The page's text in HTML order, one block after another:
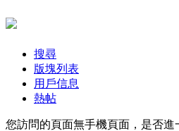
搜尋
版塊列表
用戶信息
熱帖
您訪問的頁面無手機頁面，是否進